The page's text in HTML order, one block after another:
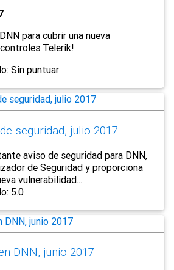
para cubrir una nueva
Telerik!
Sin puntuar
seguridad, julio 2017
aviso de seguridad para DNN,
de Seguridad y proporciona
vulnerabilidad...
5.0
DNN, junio 2017